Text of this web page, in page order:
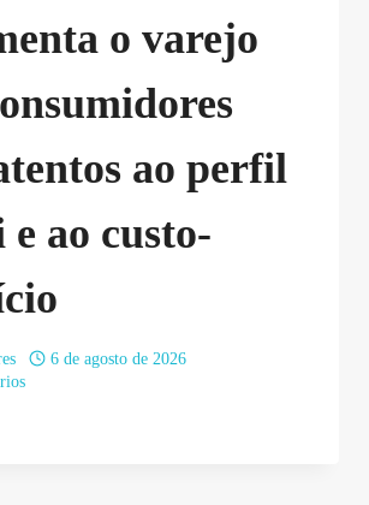
o varejo
ao perfil
e ao custo-
6 de agosto de 2026